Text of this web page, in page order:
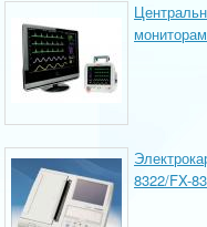
8322/FX-